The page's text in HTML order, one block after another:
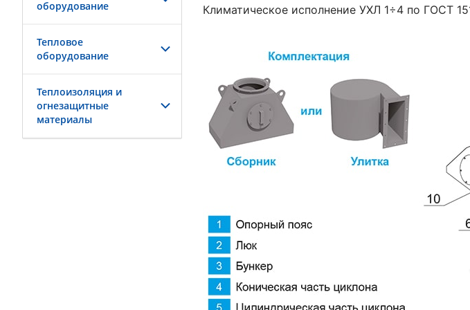
оборудование
Тепловое
оборудование
Теплоизоляция и
огнезащитные
материалы
Климатическое исполнение УХЛ 1÷4 по ГОСТ